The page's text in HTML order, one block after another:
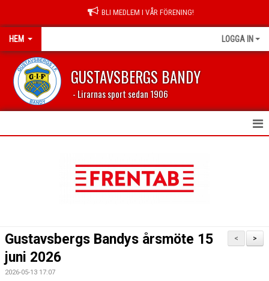
BLI MEDLEM I VÅR FÖRENING!
HEM LOGGA IN
GUSTAVSBERGS BANDY
- Lirarnas sport sedan 1906
PROFILKLÄDER
>
<
Gustavsbergs Bandys årsmöte 15
juni 2026
2026-05-13 17:07